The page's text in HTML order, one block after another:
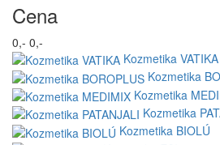
Cena
0,- 0,-
Kozmetika VATIKA
Kozmetika
Kozmetika
Kozmetika
Kozmetika BIOLÚ